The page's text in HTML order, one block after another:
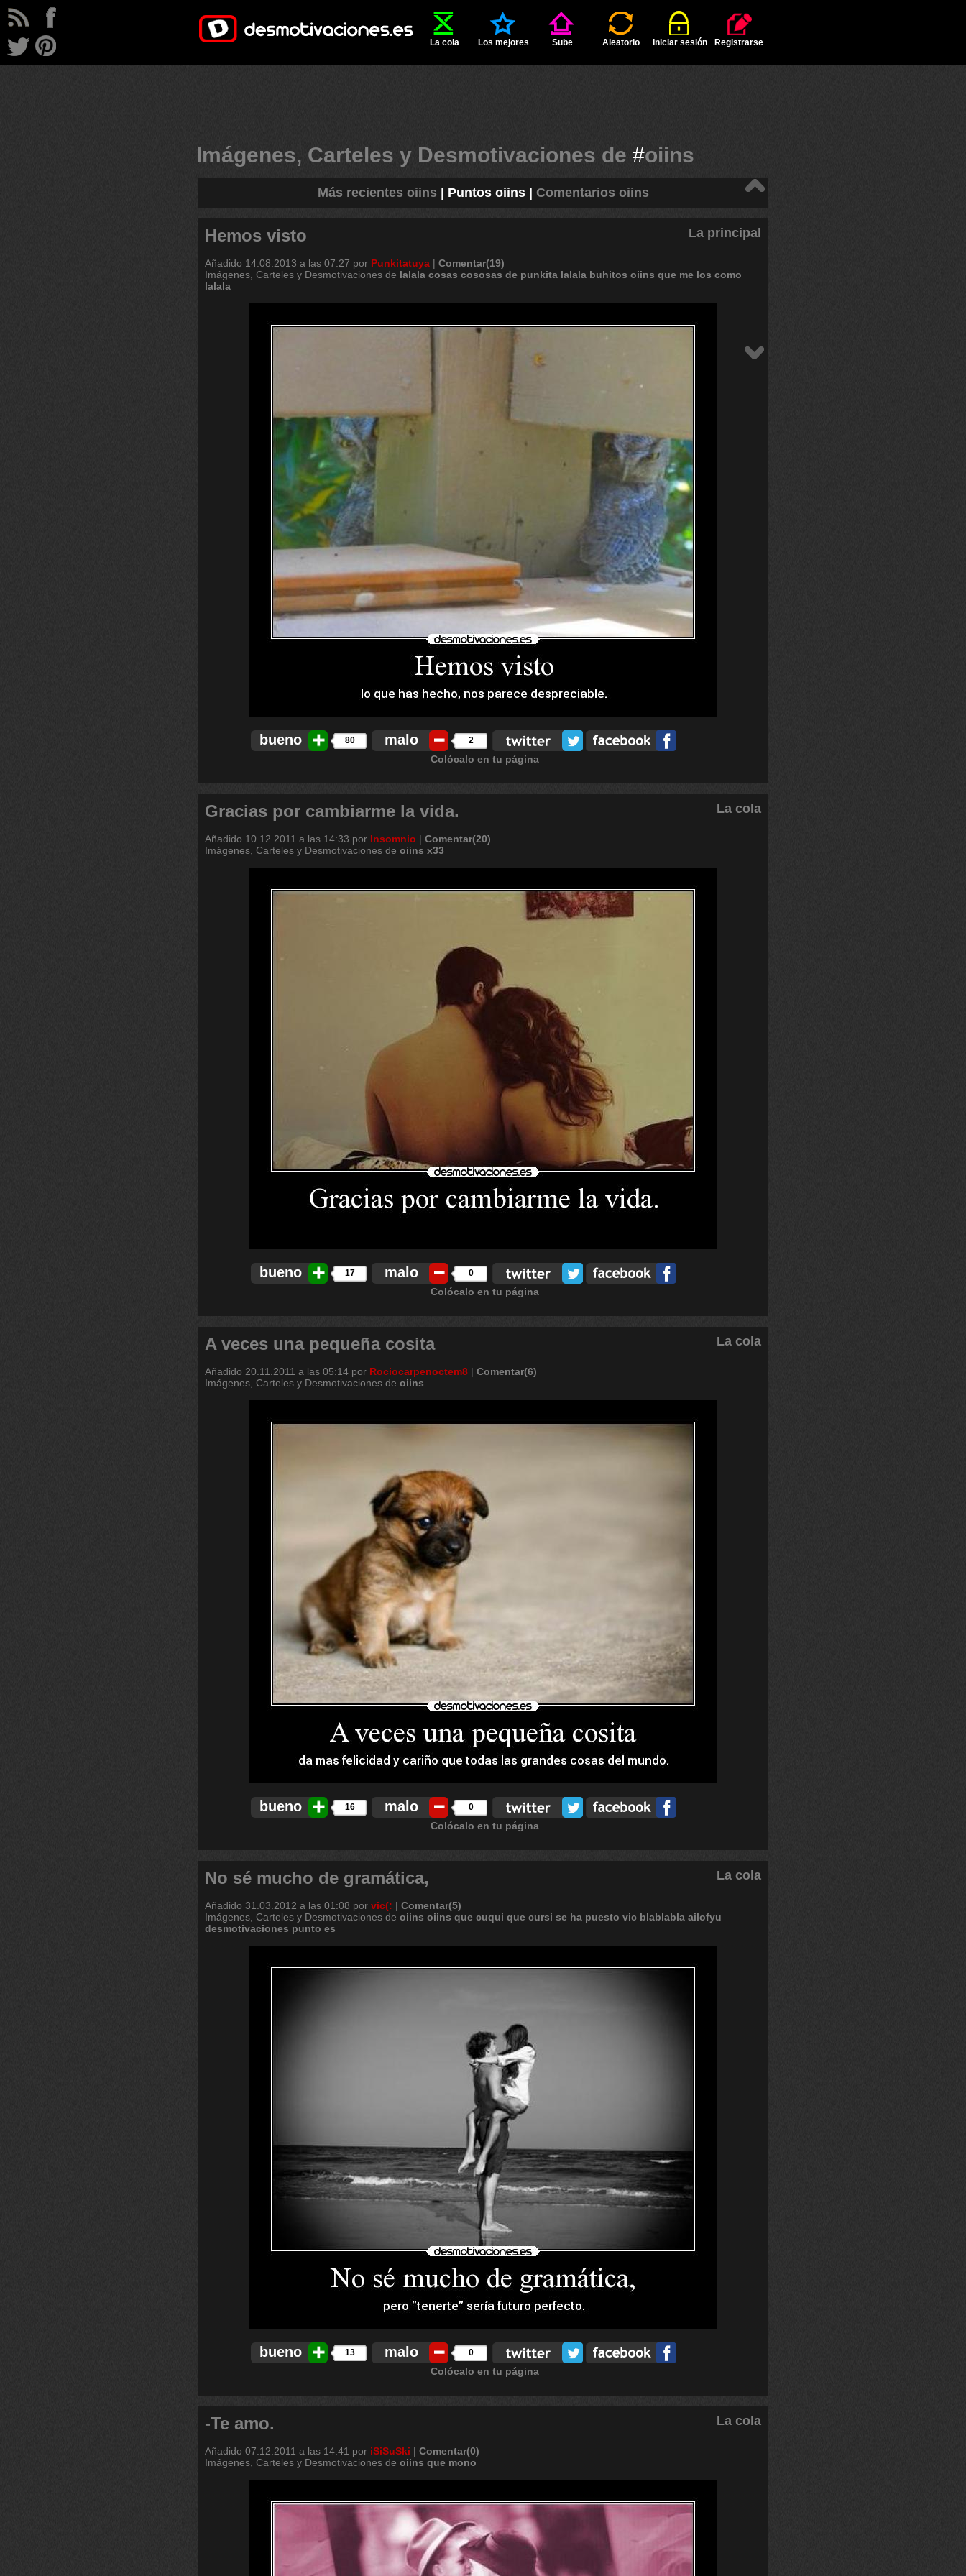
La cola Los mejores Sube Aleatorio Iniciar sesión Registrarse
Imágenes, Carteles y Desmotivaciones de #oiins
Más recientes oiins Puntos oiins| Comentarios oiins
Hemos visto La principal
Añadido 14.08.2013 a las 07:27 por Punkitatuya | Comentar(19)
Imágenes, Carteles y Desmotivaciones de lalala cosas cososas de punkita lalala buhitos oiins que me los como
lalala
bueno 80 malo 2
Colócalo en tu página
Gracias por cambiarme la vida. La cola
Añadido 10.12.2011 a las 14:33 por Insomnio | Comentar(20)
Imágenes, Carteles y Desmotivaciones de oiins x33
bueno 17 malo 0
Colócalo en tu página
A veces una pequeña cosita La cola
Añadido 20.11.2011 a las 05:14 por Rociocarpenoctem8 | Comentar(6)
Imágenes, Carteles y Desmotivaciones de oiins
bueno 16 malo 0
Colócalo en tu página
No sé mucho de gramática, La cola
Añadido 31.03.2012 a las 01:08 por vic(: | Comentar(5)
Imágenes, Carteles y Desmotivaciones de oiins oiins que cuqui que cursi se ha puesto vic blablabla ailofyu
desmotivaciones punto es
bueno 13 malo 0
Colócalo en tu página
-Te amo. La cola
Añadido 07.12.2011 a las 14:41 por iSiSuSki | Comentar(0)
Imágenes, Carteles y Desmotivaciones de oiins que mono